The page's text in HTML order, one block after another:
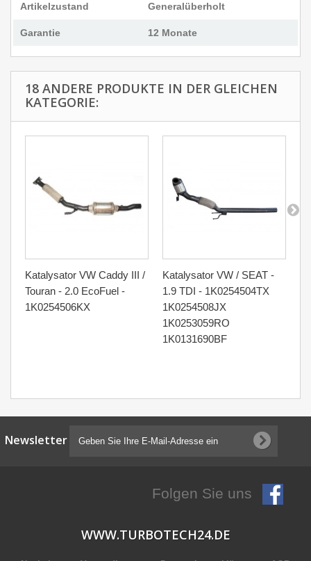
Artikelzustand Generalüberholt
Garantie 12 Monate
18 ANDERE PRODUKTE IN DER GLEICHEN
KATEGORIE:
Katalysator VW Caddy III /
Touran - 2.0 EcoFuel -
1K0254506KX
Katalysator VW / SEAT -
1.9 TDI - 1K0254504TX
1K0254508JX
1K0253059RO
1K0131690BF
Newsletter
Folgen Sie uns
WWW.TURBOTECH24.DE